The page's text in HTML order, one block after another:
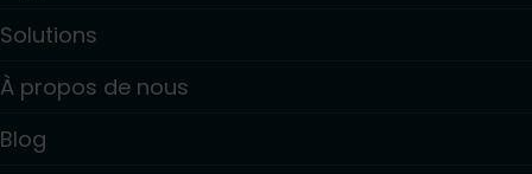
Solutions
À propos de nous
Blog